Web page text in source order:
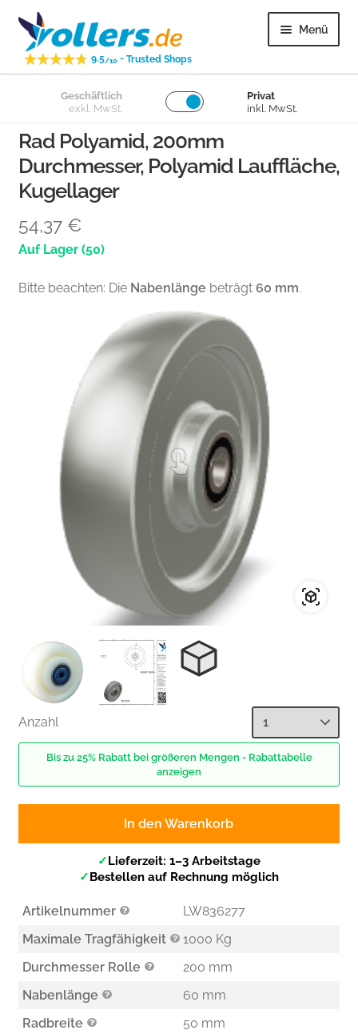
Zur
Navigation
springen
Zum
Inhalt
springen
9.5/10 - Trusted Shops
Menü
Lenkrollen
Bockrollen
öffnen
Lose Räder
Überige
Kundenservice
Geschäftlich
exkl. MwSt.
Privat
inkl. MwSt.
Rad Polyamid, 200mm
Durchmesser, Polyamid Lauffläche,
Kugellager
54,37 €
(50)
Bitte beachten: Die Nabenlänge beträgt 60 mm.
Anzahl
Bis zu 25% Rabatt bei größeren Mengen - Rabattabelle
anzeigen
In den Warenkorb
✓Lieferzeit: 1–3 Arbeitstage
✓Bestellen auf Rechnung möglich
Artikelnummer
LW836277
Maximale Tragfähigkeit
1000 Kg
Durchmesser Rolle
200 mm
Nabenlänge
60 mm
Radbreite
50 mm